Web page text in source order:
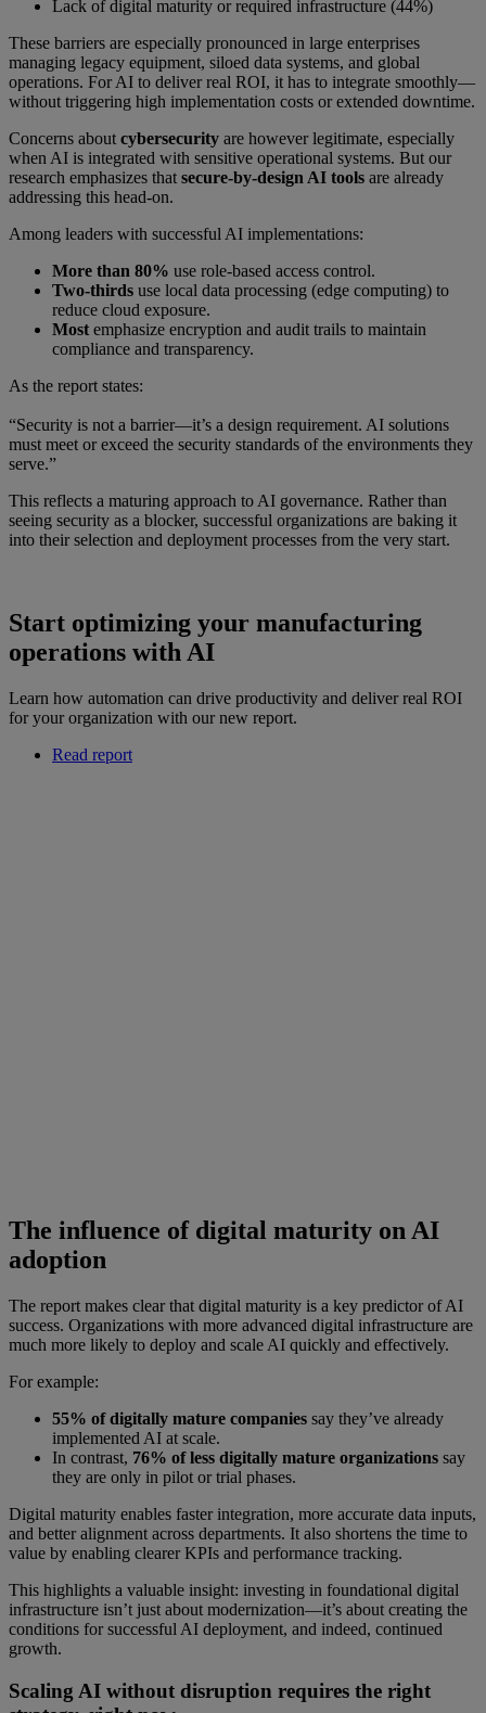
Lack of digital maturity or required infrastructure (44%)
These barriers are especially pronounced in large enterprises
managing legacy equipment, siloed data systems, and global
operations. For AI to deliver real ROI, it has to integrate smoothly—
without triggering high implementation costs or extended downtime.
Concerns about cybersecurity are however legitimate, especially
when AI is integrated with sensitive operational systems. But our
research emphasizes that secure-by-design AI tools are already
addressing this head-on.
Among leaders with successful AI implementations:
More than 80% use role-based access control.
Two-thirds use local data processing (edge computing) to
reduce cloud exposure.
Most emphasize encryption and audit trails to maintain
compliance and transparency.
As the report states:
“Security is not a barrier—it’s a design requirement. AI solutions
must meet or exceed the security standards of the environments they
serve.”
This reflects a maturing approach to AI governance. Rather than
seeing security as a blocker, successful organizations are baking it
into their selection and deployment processes from the very start.
Start optimizing your manufacturing
operations with AI
Learn how automation can drive productivity and deliver real ROI
for your organization with our new report.
Read report
The influence of digital maturity on AI
adoption
The report makes clear that digital maturity is a key predictor of AI
success. Organizations with more advanced digital infrastructure are
much more likely to deploy and scale AI quickly and effectively.
For example:
55% of digitally mature companies say they’ve already
implemented AI at scale.
In contrast, 76% of less digitally mature organizations say
they are only in pilot or trial phases.
Digital maturity enables faster integration, more accurate data inputs,
and better alignment across departments. It also shortens the time to
value by enabling clearer KPIs and performance tracking.
This highlights a valuable insight: investing in foundational digital
infrastructure isn’t just about modernization—it’s about creating the
conditions for successful AI deployment, and indeed, continued
growth.
Scaling AI without disruption requires the right